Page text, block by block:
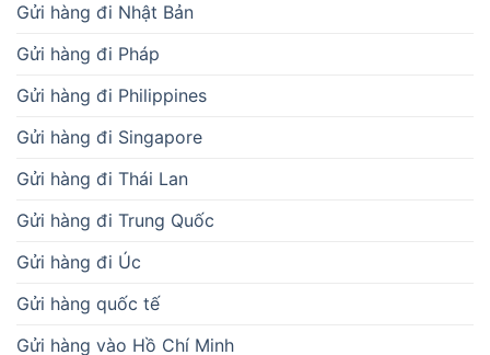
Gửi hàng đi Nhật Bản
Gửi hàng đi Pháp
Gửi hàng đi Philippines
Gửi hàng đi Singapore
Gửi hàng đi Thái Lan
Gửi hàng đi Trung Quốc
Gửi hàng đi Úc
Gửi hàng quốc tế
Gửi hàng vào Hồ Chí Minh